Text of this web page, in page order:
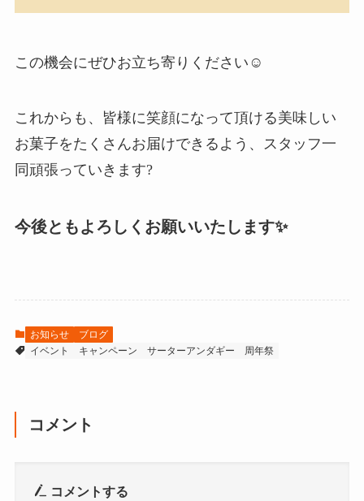
この機会にぜひお立ち寄りください☺️
これからも、皆様に笑顔になって頂ける美味しい
お菓子をたくさんお届けできるよう、スタッフ一
同頑張っていきます?
今後ともよろしくお願いいたします✨
お知らせ
ブログ
イベント
キャンペーン サーターアンダギー 周年祭
コメント
コメントする